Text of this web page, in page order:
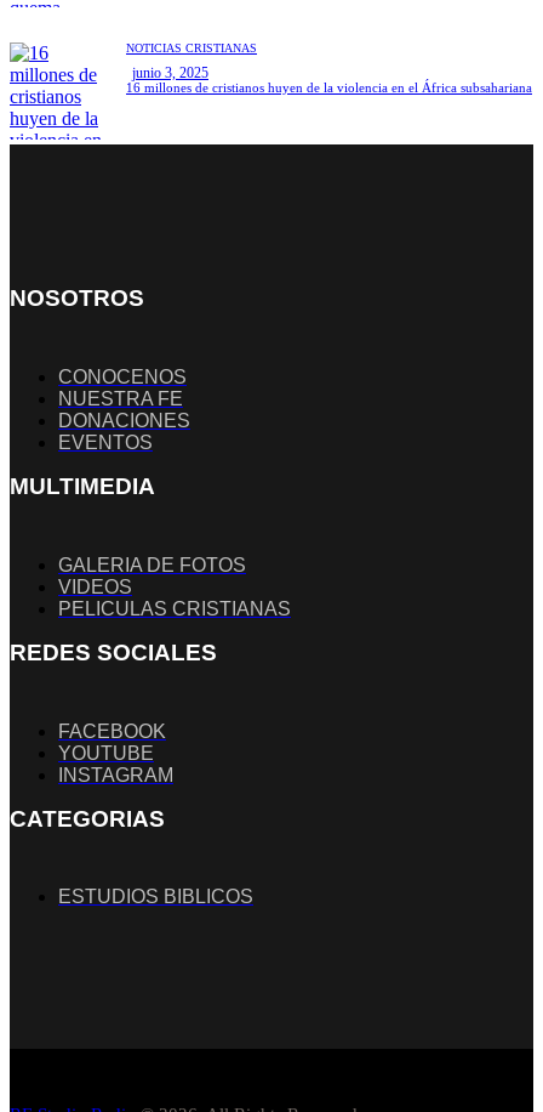
NOTICIAS CRISTIANAS
junio 3, 2025
16 millones de cristianos huyen de la violencia en el África subsahariana
NOSOTROS
CONOCENOS
NUESTRA FE
DONACIONES
EVENTOS
MULTIMEDIA
GALERIA DE FOTOS
VIDEOS
PELICULAS CRISTIANAS
REDES SOCIALES
FACEBOOK
YOUTUBE
INSTAGRAM
CATEGORIAS
ESTUDIOS BIBLICOS